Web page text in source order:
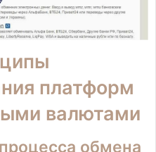
платформ
валютами
обмена